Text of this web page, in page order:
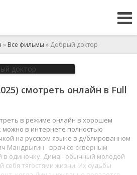
» Все фильмы » Добрый доктор
смотреть онлайн в Full
в режиме онлайн в хорошем
можно в интернете полностью
на русском языке в дублированном
Мандрыгин - врач со скверным
одиночку. Дима - обычный молодой
тягостями жизни. Их судьбы